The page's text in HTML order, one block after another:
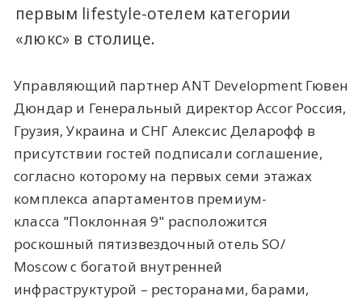
первым lifestyle-отелем категории
«люкс» в столице.
Управляющий партнер ANT Development Гювен
Дюндар и Генеральный директор Accor Россия,
Грузия, Украина и СНГ Алексис Деларофф в
присутствии гостей подписали соглашение,
согласно которому на первых семи этажах
комплекса апартаментов премиум-
класса "Поклонная 9" расположится
роскошный пятизвездочный отель SO/
Moscow с богатой внутренней
инфраструктурой – ресторанами, барами,